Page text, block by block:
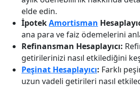
elde edin.
İpotekAmortisman
ana para ve faiz ödemelerini
Refinansman Hesaplayıcı:
getirilerinizi nasıl etkilediğini
Peşinat Hesaplayıcı: Farklı
uzun vadeli getirileri nasıl